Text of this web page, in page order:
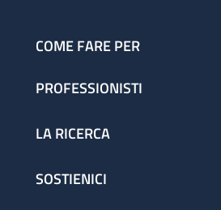
COME FARE PER
PROFESSIONISTI
LA RICERCA
SOSTIENICI